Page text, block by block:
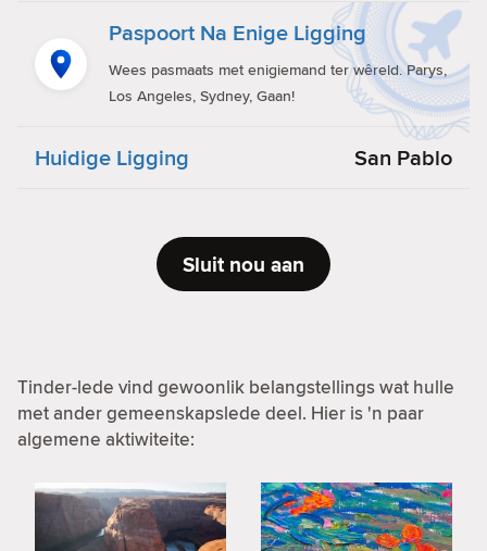
Paspoort Na Enige Ligging
Wees pasmaats met enigiemand ter wêreld. Parys,
Los Angeles, Sydney, Gaan!
Huidige Ligging San Pablo
Sluit nou aan
Tinder-lede vind gewoonlik belangstellings wat hulle
met ander gemeenskapslede deel. Hier is 'n paar
algemene aktiwiteite: